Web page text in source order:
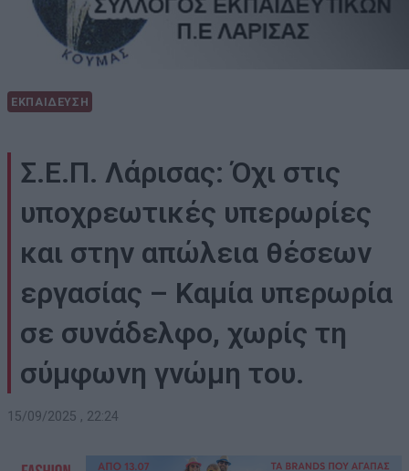
ΕΚΠΑΙΔΕΥΣΗ
Σ.Ε.Π. Λάρισας: Όχι στις
υποχρεωτικές υπερωρίες
και στην απώλεια θέσεων
εργασίας – Καμία υπερωρία
σε συνάδελφο, χωρίς τη
σύμφωνη γνώμη του.
15/09/2025 , 22:24